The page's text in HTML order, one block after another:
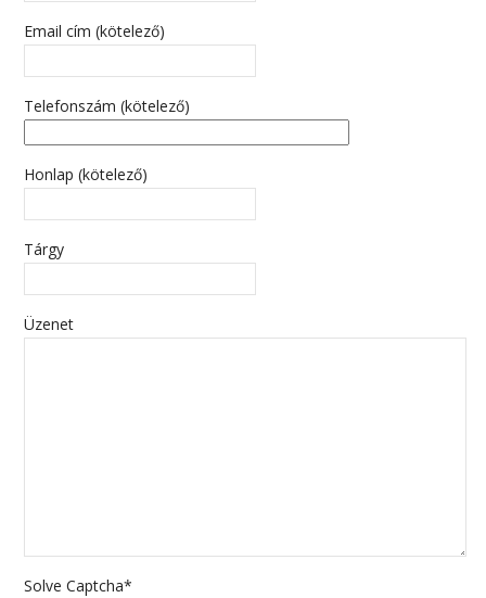
Email cím (kötelező)
Telefonszám (kötelező)
Honlap (kötelező)
Tárgy
Üzenet
Solve Captcha*